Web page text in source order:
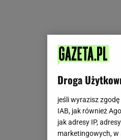
Droga
jeśli wyrazisz
IAB, jak również
jak adresy IP,
marketingowych,